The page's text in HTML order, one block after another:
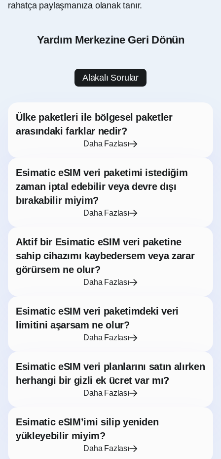
rahatça paylaşmanıza olanak tanır.
Yardım Merkezine Geri Dönün
Alakalı Sorular
Ülke paketleri ile bölgesel paketler
arasındaki farklar nedir?
Daha Fazlası
Esimatic eSIM veri paketimi istediğim
zaman iptal edebilir veya devre dışı
bırakabilir miyim?
Daha Fazlası
Aktif bir Esimatic eSIM veri paketine
sahip cihazımı kaybedersem veya zarar
görürsem ne olur?
Daha Fazlası
Esimatic eSIM veri paketimdeki veri
limitini aşarsam ne olur?
Daha Fazlası
Esimatic eSIM veri planlarını satın alırken
herhangi bir gizli ek ücret var mı?
Daha Fazlası
Esimatic eSIM’imi silip yeniden
yükleyebilir miyim?
Daha Fazlası